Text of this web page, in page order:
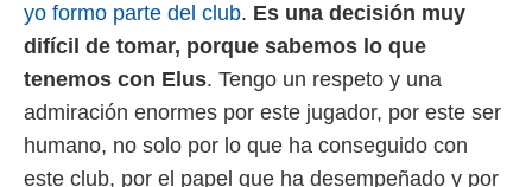
similares
yo formo parte del club. Es una decisión muy
difícil de tomar, porque sabemos lo que
tenemos con Elus. Tengo un respeto y una
admiración enormes por este jugador, por este ser
humano, no solo por lo que ha conseguido con
este club, por el papel que ha desempeñado y por